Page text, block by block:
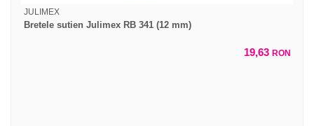
JULIMEX
Bretele sutien Julimex RB 341 (12 mm)
19,63 RON